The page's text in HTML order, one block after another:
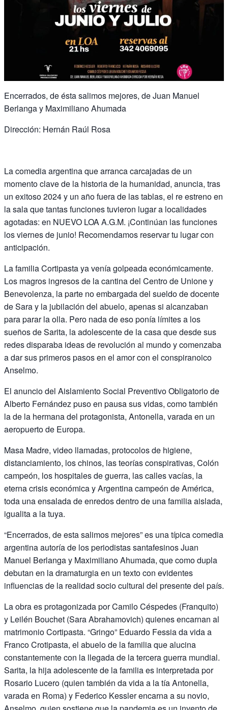
Encerrados, de ésta salimos mejores, de Juan Manuel
Berlanga y Maximiliano Ahumada
Dirección: Hernán Raúl Rosa
La comedia argentina que arranca carcajadas de un
momento clave de la historia de la humanidad, anuncia, tras
un exitoso 2024 y un año fuera de las tablas, el re estreno en
la sala que tantas funciones tuvieron lugar a localidades
agotadas: en NUEVO LOA A.G.M. ¡Continúan las funciones
los viernes de junio! Recomendamos reservar tu lugar con
anticipación.
La familia Cortipasta ya venía golpeada económicamente.
Los magros ingresos de la cantina del Centro de Unione y
Benevolenza, la parte no embargada del sueldo de docente
de Sara y la jubilación del abuelo, apenas si alcanzaban
para parar la olla. Pero nada de eso ponía límites a los
sueños de Sarita, la adolescente de la casa que desde sus
redes disparaba ideas de revolución al mundo y comenzaba
a dar sus primeros pasos en el amor con el conspiranoico
Anselmo.
El anuncio del Aislamiento Social Preventivo Obligatorio de
Alberto Fernández puso en pausa sus vidas, como también
la de la hermana del protagonista, Antonella, varada en un
aeropuerto de Europa.
Masa Madre, video llamadas, protocolos de higiene,
distanciamiento, los chinos, las teorías conspirativas, Colón
campeón, los hospitales de guerra, las calles vacías, la
eterna crisis económica y Argentina campeón de América,
toda una ensalada de enredos dentro de una familia aislada,
igualita a la tuya.
“Encerrados, de esta salimos mejores” es una típica comedia
argentina autoría de los periodistas santafesinos Juan
Manuel Berlanga y Maximiliano Ahumada, que como dupla
debutan en la dramaturgia en un texto con evidentes
influencias de la realidad socio cultural del presente del país.
La obra es protagonizada por Camilo Céspedes (Franquito)
y Leilén Bouchet (Sara Abrahamovich) quienes encarnan al
matrimonio Cortipasta. “Gringo” Eduardo Fessia da vida a
Franco Crotipasta, el abuelo de la familia que alucina
constantemente con la llegada de la tercera guerra mundial.
Sarita, la hija adolescente de la familia es interpretada por
Rosario Lucero (quien también da vida a la tía Antonella,
varada en Roma) y Federico Kessler encarna a su novio,